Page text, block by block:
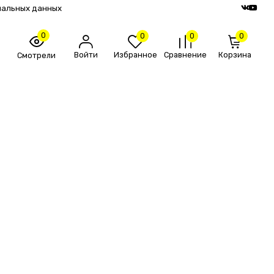
данных
0
Смотрели Войти
0
Избранное
0
Сравнение
0
Корзина